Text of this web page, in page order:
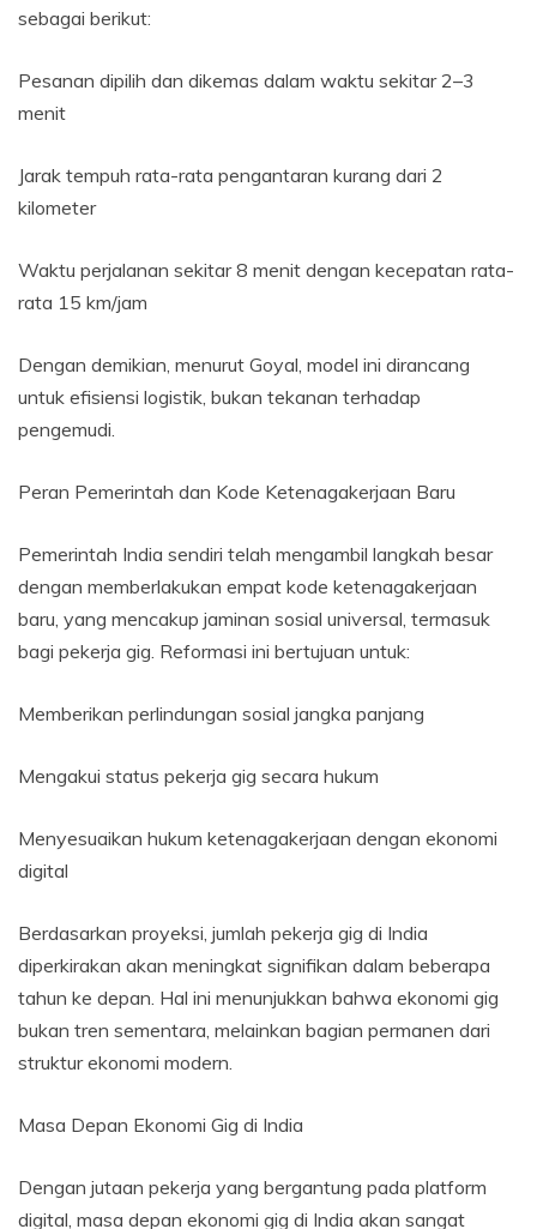
sebagai berikut:
Pesanan dipilih dan dikemas dalam waktu sekitar 2–3
menit
Jarak tempuh rata-rata pengantaran kurang dari 2
kilometer
Waktu perjalanan sekitar 8 menit dengan kecepatan rata-
rata 15 km/jam
Dengan demikian, menurut Goyal, model ini dirancang
untuk efisiensi logistik, bukan tekanan terhadap
pengemudi.
Peran Pemerintah dan Kode Ketenagakerjaan Baru
Pemerintah India sendiri telah mengambil langkah besar
dengan memberlakukan empat kode ketenagakerjaan
baru, yang mencakup jaminan sosial universal, termasuk
bagi pekerja gig. Reformasi ini bertujuan untuk:
Memberikan perlindungan sosial jangka panjang
Mengakui status pekerja gig secara hukum
Menyesuaikan hukum ketenagakerjaan dengan ekonomi
digital
Berdasarkan proyeksi, jumlah pekerja gig di India
diperkirakan akan meningkat signifikan dalam beberapa
tahun ke depan. Hal ini menunjukkan bahwa ekonomi gig
bukan tren sementara, melainkan bagian permanen dari
struktur ekonomi modern.
Masa Depan Ekonomi Gig di India
Dengan jutaan pekerja yang bergantung pada platform
digital, masa depan ekonomi gig di India akan sangat